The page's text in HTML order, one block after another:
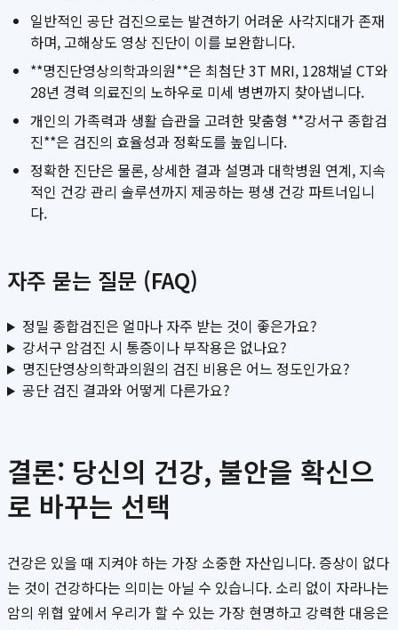
일반적인 공단 검진으로는 발견하기 어려운 사각지대가 존재
하며, 고해상도 영상 진단이 이를 보완합니다.
**명진단영상의학과의원**은 최첨단 3T MRI, 128채널 CT와
28년 경력 의료진의 노하우로 미세 병변까지 찾아냅니다.
개인의 가족력과 생활 습관을 고려한 맞춤형 **강서구 종합검
진**은 검진의 효율성과 정확도를 높입니다.
정확한 진단은 물론, 상세한 결과 설명과 대학병원 연계, 지속
적인 건강 관리 솔루션까지 제공하는 평생 건강 파트너입니
다.
자주 묻는 질문 (FAQ)
정밀 종합검진은 얼마나 자주 받는 것이 좋은가요?
강서구 암검진 시 통증이나 부작용은 없나요?
명진단영상의학과의원의 검진 비용은 어느 정도인가요?
공단 검진 결과와 어떻게 다른가요?
결론: 당신의 건강, 불안을 확신으
로 바꾸는 선택
건강은 있을 때 지켜야 하는 가장 소중한 자산입니다. 증상이 없다
는 것이 건강하다는 의미는 아닐 수 있습니다. 소리 없이 자라나는
암의 위협 앞에서 우리가 할 수 있는 가장 현명하고 강력한 대응은